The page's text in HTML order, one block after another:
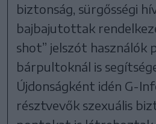
biztonság, sürgősségi
bajbajutottak
shot” jelszót használók
bárpultoknál is
Újdonságként idén G-
résztvevők szexuális